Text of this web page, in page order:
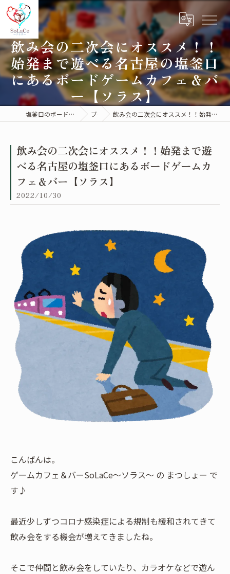
飲み会の二次会にオススメ！！
始発まで遊べる名古屋の塩釜口
にあるボードゲームカフェ＆バ
ー【ソラス】
塩釜口のボードゲームカフェはSoLaCe～ソラス～ ブログ 飲み会の二次会にオススメ！！始発まで遊べる名古屋の塩釜口にあるボードゲームカフェ＆バー【ソラス】
飲み会の二次会にオススメ！！始発まで遊
べる名古屋の塩釜口にあるボードゲームカ
フェ＆バー【ソラス】
2022/10/30
こんばんは。
ゲームカフェ＆バーSoLaCe～ソラス～ の まつしょー で
す♪
最近少しずつコロナ感染症による規制も緩和されてきて
飲み会をする機会が増えてきましたね。
そこで仲間と飲み会をしていたり、カラオケなどで遊ん